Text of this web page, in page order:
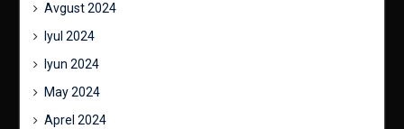
Avgust 2024
Iyul 2024
Iyun 2024
May 2024
Aprel 2024